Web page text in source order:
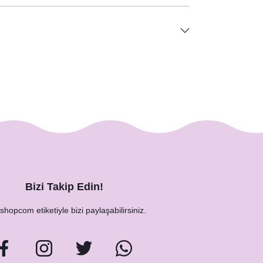
Bizi Takip Edin!
etiketiyle bizi paylaşabilirsiniz.